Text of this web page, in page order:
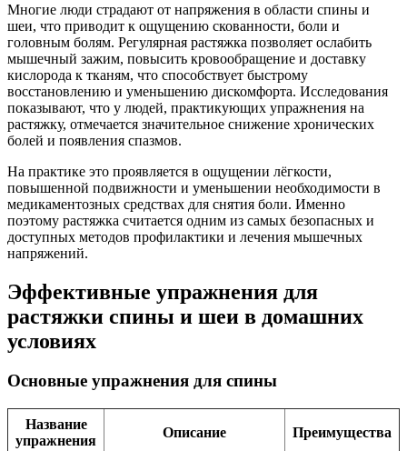
Многие люди страдают от напряжения в области спины и
шеи, что приводит к ощущению скованности, боли и
головным болям. Регулярная растяжка позволяет ослабить
мышечный зажим, повысить кровообращение и доставку
кислорода к тканям, что способствует быстрому
восстановлению и уменьшению дискомфорта. Исследования
показывают, что у людей, практикующих упражнения на
растяжку, отмечается значительное снижение хронических
болей и появления спазмов.
На практике это проявляется в ощущении лёгкости,
повышенной подвижности и уменьшении необходимости в
медикаментозных средствах для снятия боли. Именно
поэтому растяжка считается одним из самых безопасных и
доступных методов профилактики и лечения мышечных
напряжений.
Эффективные упражнения для
растяжки спины и шеи в домашних
условиях
Основные упражнения для спины
Название
упражнения
Описание Преимущества